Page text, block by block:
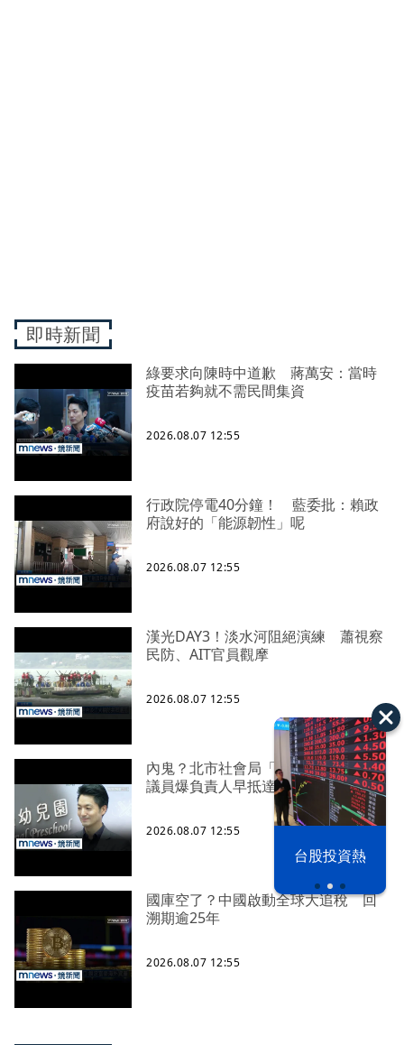
台股投資熱
即時新聞
綠要求向陳時中道歉 蔣萬安：當時
疫苗若夠就不需民間集資
2026.08.07 12:55
行政院停電40分鐘！ 藍委批：賴政
府說好的「能源韌性」呢
2026.08.07 12:55
漢光DAY3！淡水河阻絕演練 蕭視察
民防、AIT官員觀摩
2026.08.07 12:55
內鬼？北市社會局「無預警稽查」
議員爆負責人早抵達等待
2026.08.07 12:55
國庫空了？中國啟動全球大追稅 回
溯期逾25年
2026.08.07 12:55